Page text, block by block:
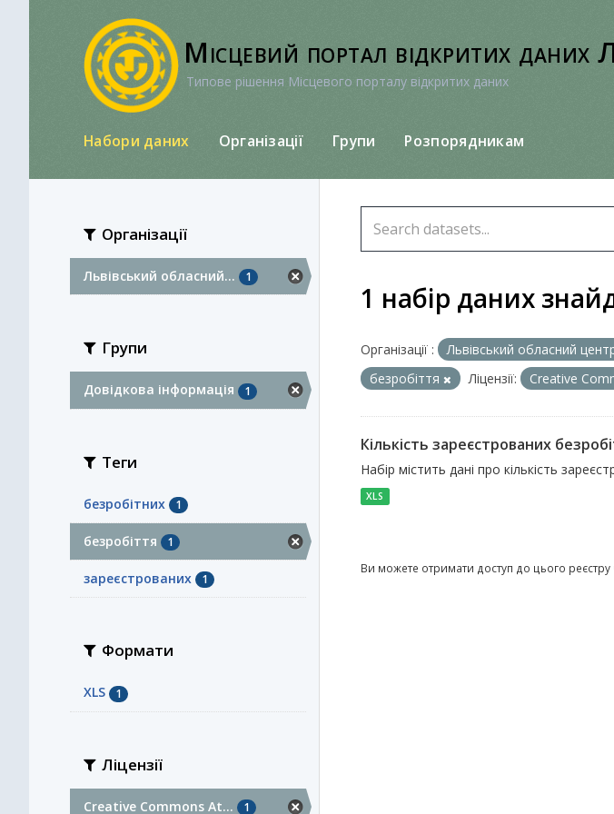
Місцевий портал відкритих даних
Типове рішення Місцевого порталу відкритих даних
Набори даних Організації Групи Розпорядникам
Організації
Львівський обласний... 1
Групи
Довідкова інформація 1
Теги
безробітних 1
безробіття 1
зареєстрованих 1
Формати
XLS 1
Ліцензії
Creative Commons At... 1
1 набір даних
Організації : Львівський обласний
безробіття
Ліцензії: Creative
Кількість зареєстрованих
Набір містить дані про кількість
XLS
Ви можете отримати доступ до цього реєстру